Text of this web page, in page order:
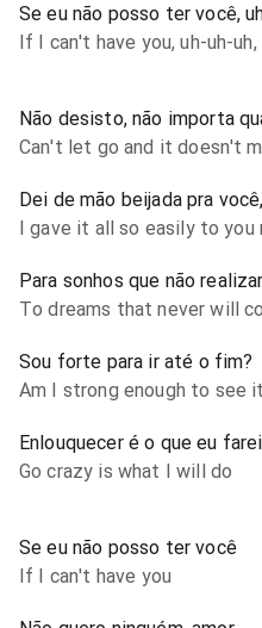
Se eu não posso ter você,
If I can't have you, uh-uh-uh,
Não desisto, não importa
Can't let go and it doesn't
Dei de mão beijada pra
I gave it all so easily to you
Para sonhos que não
To dreams that never will
Sou forte para ir até o fim?
Am I strong enough to see
Enlouquecer é o que eu farei
Go crazy is what I will do
Se eu não posso ter você
If I can't have you